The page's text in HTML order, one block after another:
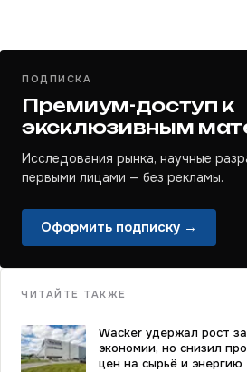
ПОДПИСКА
Премиум-доступ к
эксклюзивным
Исследования рынка, научные
первыми лицами — без рекламы.
Оформить подписку →
ЧИТАЙТЕ ТАКЖЕ
Wacker удержал рост
экономии, но снизил
цен на сырьё и энергию